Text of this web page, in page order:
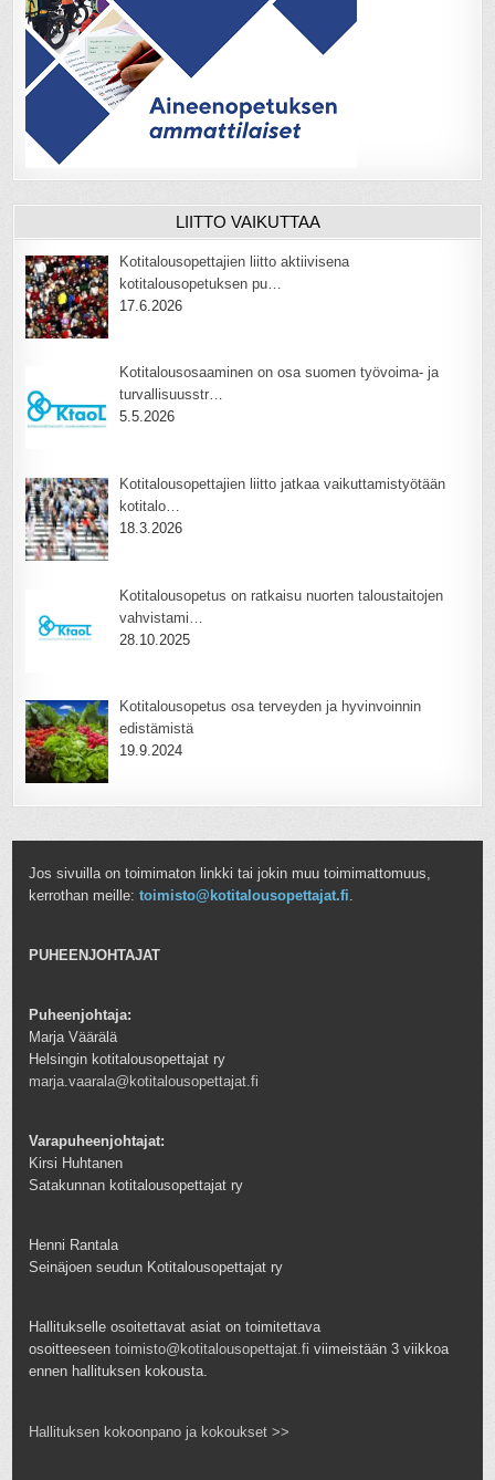
LIITTO VAIKUTTAA
Kotitalousopettajien liitto aktiivisena
kotitalousopetuksen pu…
17.6.2026
Kotitalousosaaminen on osa suomen työvoima- ja
turvallisuusstr…
5.5.2026
Kotitalousopettajien liitto jatkaa vaikuttamistyötään
kotitalo…
18.3.2026
Kotitalousopetus on ratkaisu nuorten taloustaitojen
vahvistami…
28.10.2025
Kotitalousopetus osa terveyden ja hyvinvoinnin
edistämistä
19.9.2024
Jos sivuilla on toimimaton linkki tai jokin muu toimimattomuus,
kerrothan meille:toimisto@kotitalousopettajat.fi
PUHEENJOHTAJAT
Puheenjohtaja:
Marja Väärälä
Helsingin kotitalousopettajat ry
marja.vaarala@kotitalousopettajat.fi
Varapuheenjohtajat:
Kirsi Huhtanen
Satakunnan kotitalousopettajat ry
Henni Rantala
Seinäjoen seudun Kotitalousopettajat ry
Hallitukselle osoitettavat asiat on toimitettava
osoitteeseentoimisto@kotitalousopettajat.fi viimeistään 3 viikkoa
ennen hallituksen kokousta.
Hallituksen kokoonpano ja kokoukset >>